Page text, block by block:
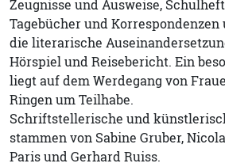
Zeugnisse und Ausweise,
Tagebücher und
die literarische
Hörspiel und Reisebericht. Ein
liegt auf dem Werdegang von
Ringen um Teilhabe.
Schriftstellerische und
stammen von Sabine Gruber,
Paris und Gerhard Ruiss.